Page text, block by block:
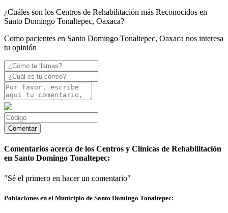
¿Cuáles son los Centros de Rehabilitación más Reconocidos en
Santo Domingo Tonaltepec, Oaxaca?
Como pacientes en Santo Domingo Tonaltepec, Oaxaca nos interesa
tu opinión
Comentarios acerca de los Centros y Clínicas de Rehabilitación
en Santo Domingo Tonaltepec:
"Sé el primero en hacer un comentario"
Poblaciones en el Municipio de Santo Domingo Tonaltepec: